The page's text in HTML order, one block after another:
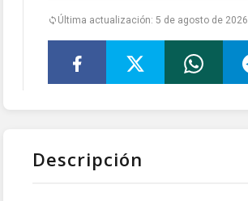
Última actualización: 5 de agosto de 2026
Descripción